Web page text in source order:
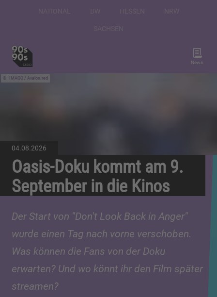
News
IMAGO / Avalon.red
04.08.2026
Oasis-Doku kommt am 9.
September in die Kinos
Der Start von "Don't Look Back in Anger"
wurde einen Tag nach vorne verschoben.
Was können die Fans von der Doku
erwarten? Und wo könnt ihr den Film später
streamen?